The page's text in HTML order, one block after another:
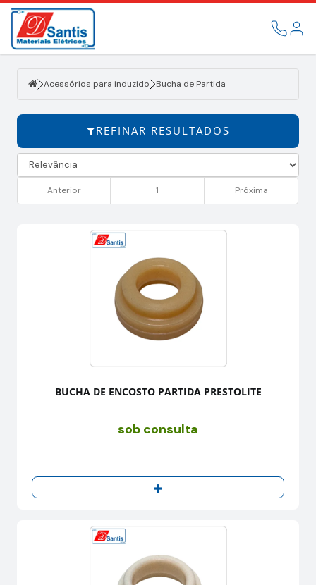
Acessórios para induzido Bucha de Partida
REFINAR RESULTADOS
Filtrar
ACESSÓRIOS
PARA
INDUZIDO
Anterior 1 Próxima
BUCHA DE ENCOSTO PARTIDA PRESTOLITE
sob consulta